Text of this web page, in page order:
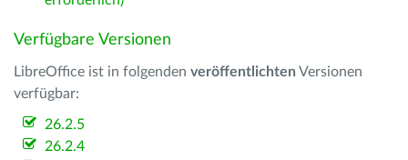
Verfügbare Versionen
LibreOffice ist in folgenden veröffentlichten Versionen
verfügbar:
26.2.5
26.2.4